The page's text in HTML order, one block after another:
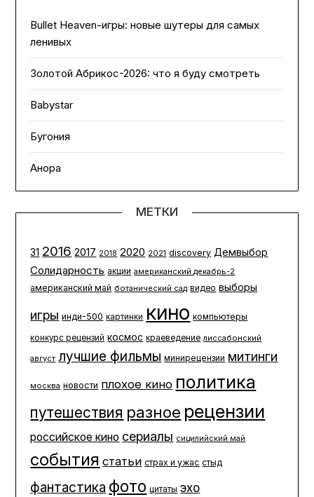
Bullet Heaven-игры: новые шутеры для самых
ленивых
Золотой Абрикос-2026: что я буду смотреть
Babystar
Бугония
Анора
МЕТКИ
31 2016 2017 2018 2020 2021 discovery Демвыбор
Солидарность акции американский декабрь-2
американский май ботанический сад видео выборы
игры инди-500 картинки кино компьютеры
конкурс рецензий космос краеведение лиссабонский
август лучшие фильмы минирецензии митинги
москва новости плохое кино политика
путешествия разное рецензии
российское кино сериалы сицилийский май
события статьи страх и ужас стыд
фантастика фото цитаты эхо